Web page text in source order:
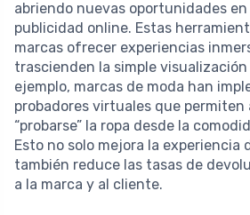
abriendo nuevas oportunidades
publicidad online. Estas
marcas ofrecer experiencias
trascienden la simple
ejemplo, marcas de moda han
probadores virtuales que permiten
“probarse” la ropa desde la
Esto no solo mejora la experiencia
también reduce las tasas de
a la marca y al cliente.